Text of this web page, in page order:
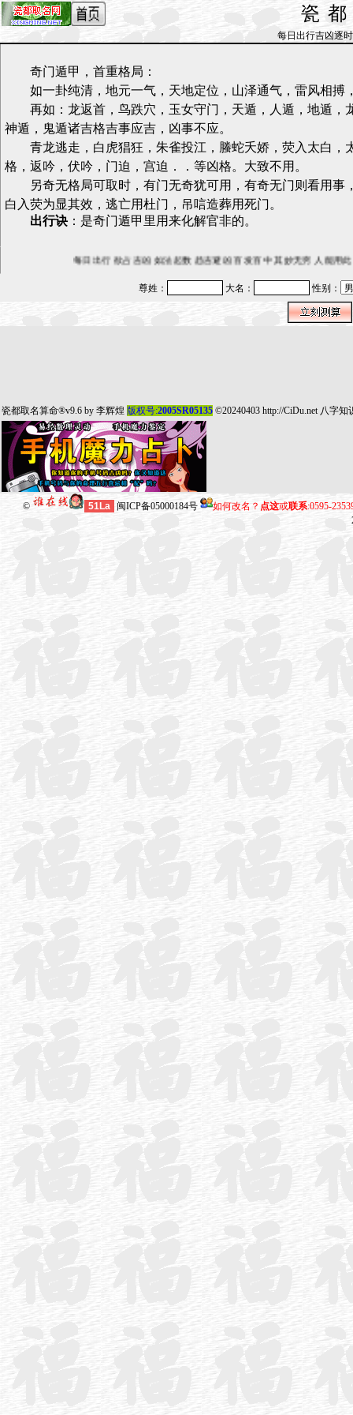
瓷
每日出行吉凶逐
奇门遁甲，首重格局：
如一卦纯清，地元一气，天地定位，山泽通气，雷风相搏
再如：龙返首，鸟跌穴，玉女守门，天遁，人遁，地遁，
神遁，鬼遁诸吉格吉事应吉，凶事不应。
青龙逃走，白虎猖狂，朱雀投江，螣蛇夭娇，荧入太白，
格，返吟，伏吟，门迫，宫迫．．等凶格。大致不用。
另奇无格局可取时，有门无奇犹可用，有奇无门则看用事
白入荧为显其效，逃亡用杜门，吊唁造葬用死门。
出行诀 ：是奇门遁甲里用来化解官非的。
每日出行 欲占吉凶 如法起数 趋吉避凶 百发百中 其妙无穷 人能用此
尊姓： 大名： 性别：
瓷都取名算命®v9.6 by 李辉煌 版权号:2005SR05135 ©20240403 http://CiDu.net 八字知
© 51La 闽ICP备05000184号 如何改名？ 点这或联系:0595-